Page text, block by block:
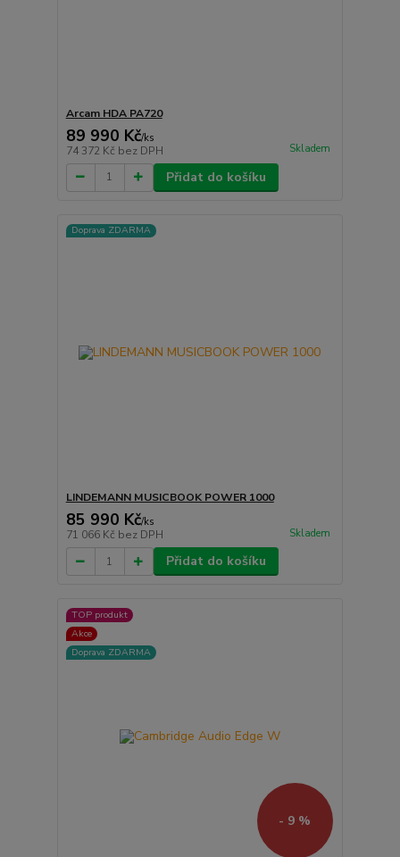
Arcam HDA PA720
89 990 Kč/ks
74 372 Kč bez DPH Skladem
Přidat do košíku
Doprava ZDARMA
LINDEMANN MUSICBOOK POWER 1000
85 990 Kč/ks
71 066 Kč bez DPH Skladem
Přidat do košíku
TOP produkt
Akce
Doprava ZDARMA
- 9 %